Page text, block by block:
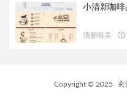
小清新咖啡
清新唯美
Copyright © 2025 玄